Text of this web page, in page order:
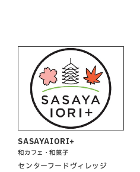
SASAYAIORI+
和カフェ・和菓子
センターフードヴィレッジ